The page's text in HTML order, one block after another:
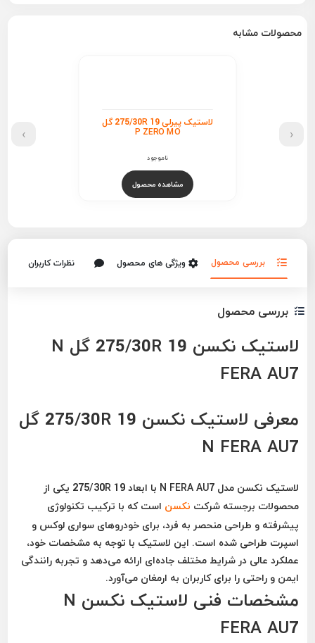
محصولات مشابه
لاستیک پیرلی 275/30R 19 گل
P ZERO MO
ناموجود
مشاهده محصول
‹
›
بررسی محصول ویژگی های محصول نظرات کاربران
بررسی محصول
لاستیک نکسن 275/30R 19 گل N
FERA AU7
معرفی لاستیک نکسن 275/30R 19 گل
N FERA AU7
لاستیک نکسن مدل N FERA AU7 با ابعاد 275/30R 19 یکی از
محصولات برجسته شرکت نکسن است که با ترکیب تکنولوژی
پیشرفته و طراحی منحصر به فرد، برای خودروهای سواری لوکس و
اسپرت طراحی شده است. این لاستیک با توجه به مشخصات خود،
عملکرد عالی در شرایط مختلف جاده‌ای ارائه می‌دهد و تجربه رانندگی
ایمن و راحتی را برای کاربران به ارمغان می‌آورد.
مشخصات فنی لاستیک نکسن N
FERA AU7